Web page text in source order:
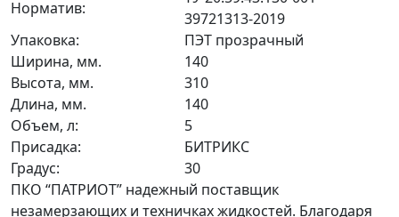
Норматив:
39721313-2019
Упаковка:
ПЭТ прозрачный
Ширина, мм.
140
Высота, мм.
310
Длина, мм.
140
Объем, л:
5
Присадка:
БИТРИКС
Градус:
30
ПКО “ПАТРИОТ” надежный поставщик
незамерзающих и техничках жидкостей. Благодаря